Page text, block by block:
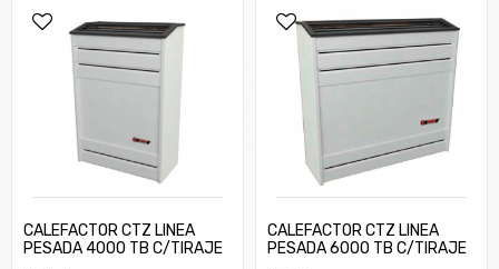
CALEFACTOR CTZ LINEA
PESADA 4000 TB C/TIRAJE
CALEFACTOR CTZ LINEA
PESADA 6000 TB C/TIRAJE